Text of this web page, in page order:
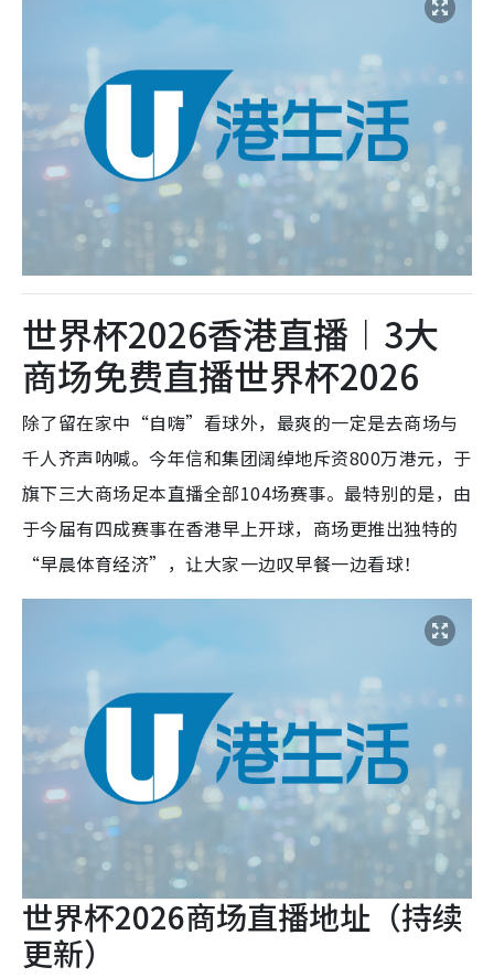
世界杯2026香港直播︱3大
商场免费直播世界杯2026
除了留在家中“自嗨”看球外，最爽的一定是去商场与
千人齐声呐喊。今年信和集团阔绰地斥资800万港元，于
旗下三大商场足本直播全部104场赛事。最特别的是，由
于今届有四成赛事在香港早上开球，商场更推出独特的
“早晨体育经济”，让大家一边叹早餐一边看球！
世界杯2026商场直播地址（持续
更新）